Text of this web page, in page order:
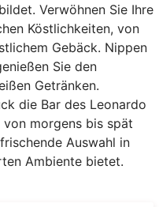
Verwöhnen Sie Ihre
Köstlichkeiten, von
Gebäck. Nippen
Sie den
Getränken.
die Bar des Leonardo
morgens bis spät
Auswahl in
Ambiente bietet.